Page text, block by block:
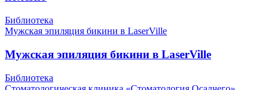
Библиотека
Мужская эпиляция бикини в LaserVille
Мужская эпиляция бикини в LaserVille
Библиотека